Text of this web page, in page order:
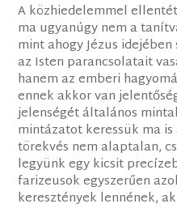
A közhiedelemmel
ma ugyanúgy nem a
mint ahogy Jézus
az Isten parancsolatait
hanem az emberi
ennek akkor van
jelenségét általános
mintázatot keressük ma
törekvés nem alaptalan,
legyünk egy kicsit
farizeusok egyszerűen
keresztények lennének,